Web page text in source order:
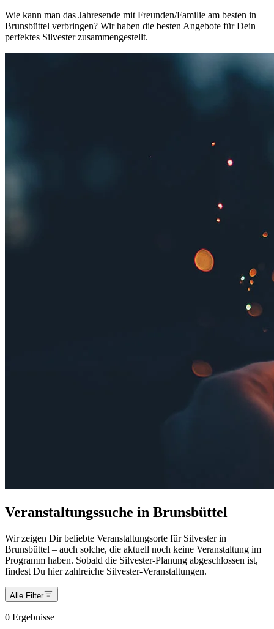
Wie kann man das Jahresende mit Freunden/Familie am besten in
Brunsbüttel verbringen? Wir haben die besten Angebote für Dein
perfektes Silvester zusammengestellt.
Veranstaltungssuche in Brunsbüttel
Wir zeigen Dir beliebte Veranstaltungsorte für Silvester in
Brunsbüttel – auch solche, die aktuell noch keine Veranstaltung im
Programm haben. Sobald die Silvester-Planung abgeschlossen ist,
findest Du hier zahlreiche Silvester-Veranstaltungen.
Alle Filter
0 Ergebnisse